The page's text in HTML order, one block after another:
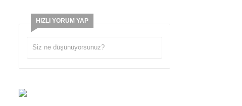
HIZLI YORUM YAP